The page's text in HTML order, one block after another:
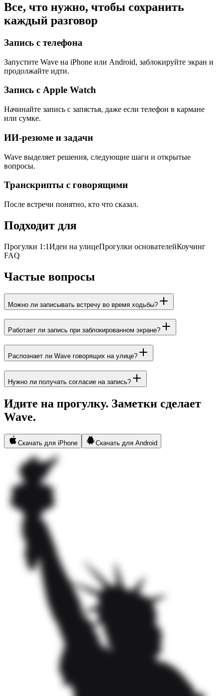
Все, что нужно, чтобы сохранить
каждый разговор
Запись с телефона
Запустите Wave на iPhone или Android, заблокируйте экран и
продолжайте идти.
Запись с Apple Watch
Начинайте запись с запястья, даже если телефон в кармане
или сумке.
ИИ-резюме и задачи
Wave выделяет решения, следующие шаги и открытые
вопросы.
Транскрипты с говорящими
После встречи понятно, кто что сказал.
Подходит для
Прогулки 1:1Идеи на улицеПрогулки основателейКоучинг
FAQ
Частые вопросы
Можно ли записывать встречу во время ходьбы?
Работает ли запись при заблокированном экране?
Распознает ли Wave говорящих на улице?
Нужно ли получать согласие на запись?
Идите на прогулку. Заметки сделает
Wave.
Скачать для iPhone Скачать для Android